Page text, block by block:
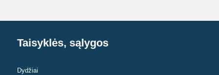
on
be
Taisyklės, sąlygos
Dydžiai